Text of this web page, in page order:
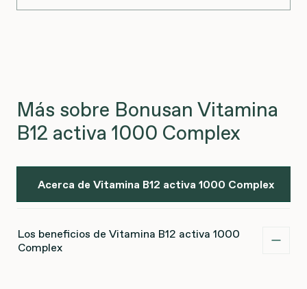
Más sobre Bonusan Vitamina
B12 activa 1000 Complex
Acerca de Vitamina B12 activa 1000 Complex
Los beneficios de Vitamina B12 activa 1000
Complex